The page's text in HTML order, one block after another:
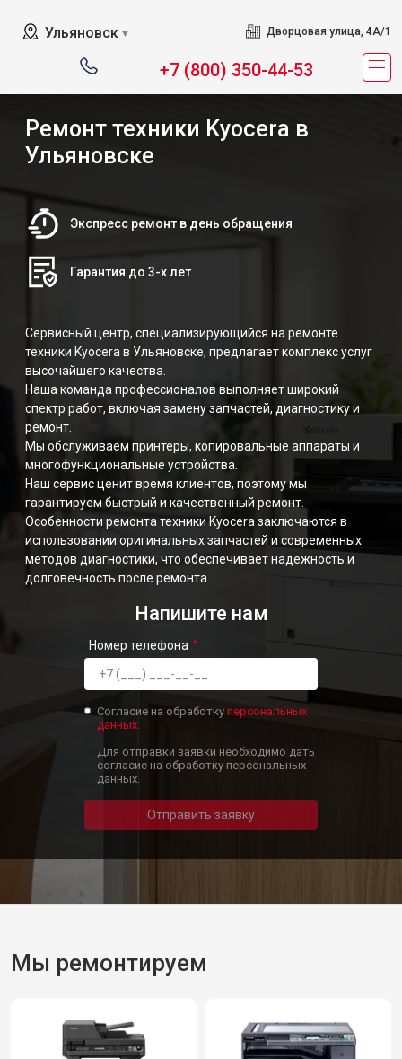
Ульяновск ▼ Дворцовая улица, 4А/1
+7 (800) 350-44-53
Ремонт техники Kyocera в
Ульяновске
Экспресс ремонт в день обращения
Гарантия до 3-х лет
Сервисный центр, специализирующийся на ремонте
техники Kyocera в Ульяновске, предлагает комплекс услуг
высочайшего качества.
Наша команда профессионалов выполняет широкий
спектр работ, включая замену запчастей, диагностику и
ремонт.
Мы обслуживаем принтеры, копировальные аппараты и
многофункциональные устройства.
Наш сервис ценит время клиентов, поэтому мы
гарантируем быстрый и качественный ремонт.
Особенности ремонта техники Kyocera заключаются в
использовании оригинальных запчастей и современных
методов диагностики, что обеспечивает надежность и
долговечность после ремонта.
Напишите нам
Номер телефона
Согласие на обработку персональных
данных.
Для отправки заявки необходимо дать
согласие на обработку персональных
данных.
Отправить заявку
Мы ремонтируем